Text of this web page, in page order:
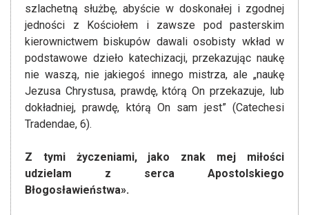
szlachetną służbę, abyście w doskonałej i zgodnej
jedności z Kościołem i zawsze pod pasterskim
kierownictwem biskupów dawali osobisty wkład w
podstawowe dzieło katechizacji, przekazując naukę
nie waszą, nie jakiegoś innego mistrza, ale „naukę
Jezusa Chrystusa, prawdę, którą On przekazuje, lub
dokładniej, prawdę, którą On sam jest” (Catechesi
Tradendae, 6).
Z tymi życzeniami, jako znak mej miłości
udzielam z serca Apostolskiego
Błogosławieństwa».